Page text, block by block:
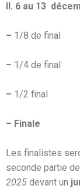
II. 6 au 13
– 1/8 de final
– 1/4 de final
– 1/2 final
– Finale
Les finalistes
seconde partie de
2025 devant un